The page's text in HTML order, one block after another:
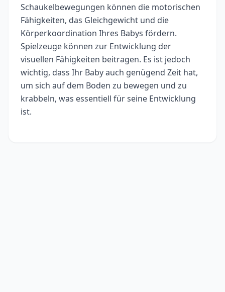
Schaukelbewegungen können die motorischen
Fähigkeiten, das Gleichgewicht und die
Körperkoordination Ihres Babys fördern.
Spielzeuge können zur Entwicklung der
visuellen Fähigkeiten beitragen. Es ist jedoch
wichtig, dass Ihr Baby auch genügend Zeit hat,
um sich auf dem Boden zu bewegen und zu
krabbeln, was essentiell für seine Entwicklung
ist.